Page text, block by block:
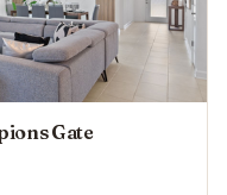
Gate